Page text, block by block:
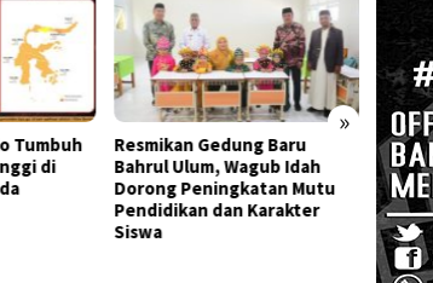
»
Tumbuh
di
Resmikan Gedung Baru
Bahrul Ulum, Wagub Idah
Dorong Peningkatan Mutu
Pendidikan dan Karakter
Siswa
HPK
Anak